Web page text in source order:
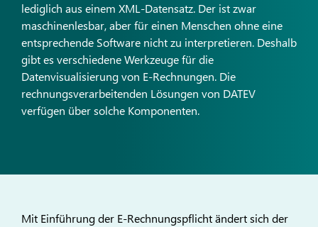
lediglich aus einem XML-Datensatz. Der ist zwar
maschinenlesbar, aber für einen Menschen ohne eine
entsprechende Software nicht zu interpretieren. Deshalb
gibt es verschiedene Werkzeuge für die
Datenvisualisierung von E-Rechnungen. Die
rechnungsverarbeitenden Lösungen von DATEV
verfügen über solche Komponenten.
Mit Einführung der E-Rechnungspflicht ändert sich der